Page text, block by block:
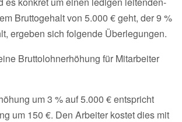
Bruttogehalt von 5.000 € geht, der 9 %
ergeben sich folgende Überlegungen.
Bruttolohnerhöhung für Mitarbeiter
um 3 % auf 5.000 € entspricht
um 150 €. Den Arbeiter kostet dies mit